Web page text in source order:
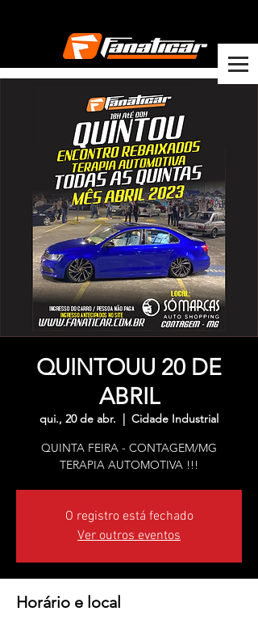
QUINTOUU 20 DE
ABRIL
qui., 20 de abr.
  |
Cidade Industrial
QUINTA FEIRA - CONTAGEM/MG
TERAPIA AUTOMOTIVA !!!
O registro está fechado
Ver outros eventos
Horário e local